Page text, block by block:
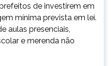
de investirem em
mínima prevista em lei.
aulas presenciais,
e merenda não